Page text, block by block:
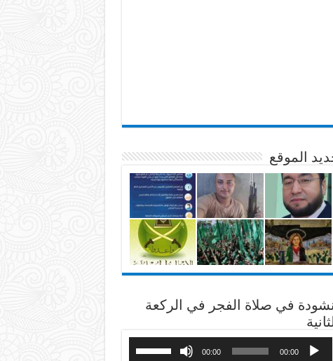
الموقع
انشودة في صلاة الفجر في الركعة
00:00
00:00